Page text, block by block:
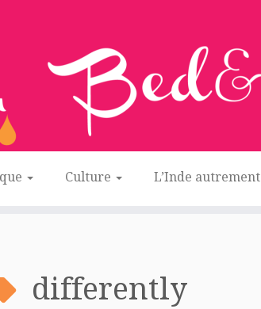
Culture L’Inde autrement
differently